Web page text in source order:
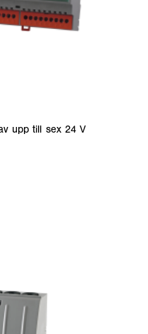
upp till sex 24 V